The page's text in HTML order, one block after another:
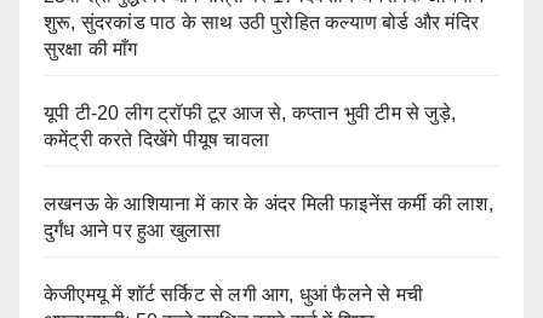
शुरू, सुंदरकांड पाठ के साथ उठी पुरोहित कल्याण बोर्ड और मंदिर
सुरक्षा की माँग
यूपी टी-20 लीग ट्रॉफी टूर आज से, कप्तान भुवी टीम से जुड़े,
कमेंट्री करते दिखेंगे पीयूष चावला
लखनऊ के आशियाना में कार के अंदर मिली फाइनेंस कर्मी की लाश,
दुर्गंध आने पर हुआ खुलासा
केजीएमयू में शॉर्ट सर्किट से लगी आग, धुआं फैलने से मची